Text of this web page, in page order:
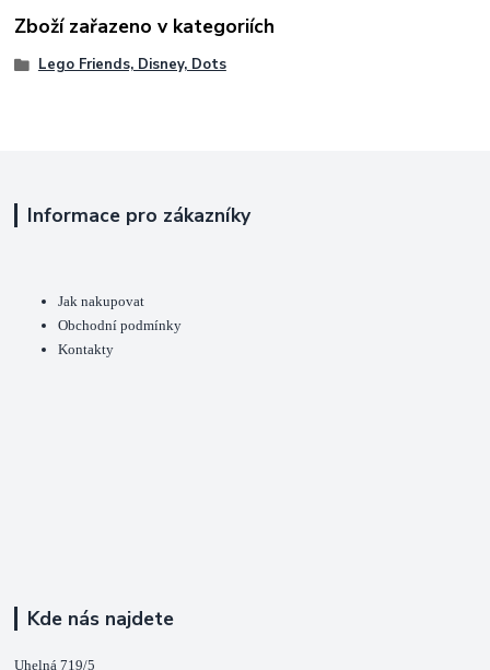
Zboží zařazeno v kategoriích
Lego Friends, Disney, Dots
Informace pro zákazníky
Jak nakupovat
Obchodní podmínky
Kontakty
Kde nás najdete
Uhelná 719/5